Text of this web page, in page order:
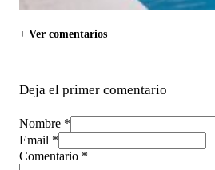
+ Ver comentarios
Deja el primer comentario
Nombre *
Email *
Comentario *